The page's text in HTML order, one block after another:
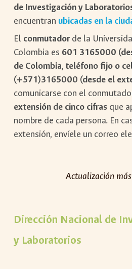
de Investigación y
encuentran ubicadas en la
El conmutador de la
Colombia es 601 3165000
de Colombia, teléfono fijo o
(+571)3165000 (desde el
comunicarse con el
extensión de cinco cifras que
nombre de cada persona. En
extensión, envíele un correo
Actualización
Dirección Nacional de
y Laboratorios